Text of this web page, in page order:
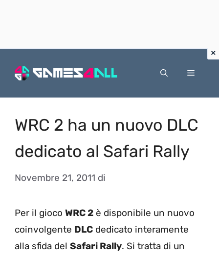
Menu
WRC 2 ha un nuovo DLC
dedicato al Safari Rally
Novembre 21, 2011 di
Per il gioco WRC 2 è disponibile un nuovo
coinvolgente DLC dedicato interamente
alla sfida del Safari Rally. Si tratta di un